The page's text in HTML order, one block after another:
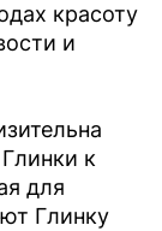
красоту
и
к
для
Глинку